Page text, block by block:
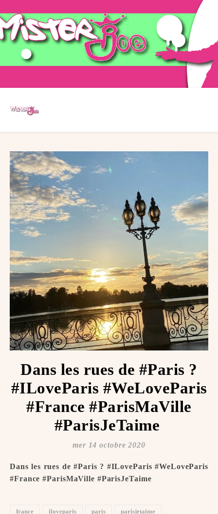
Dans les rues de #Paris ?
#ILoveParis #WeLoveParis
#France #ParisMaVille
#ParisJeTaime ️
mer 14 octobre 2020
Dans les rues de #Paris ? #ILoveParis #WeLoveParis
#France #ParisMaVille #ParisJeTaime ️
france iloveparis paris
parisjetaime